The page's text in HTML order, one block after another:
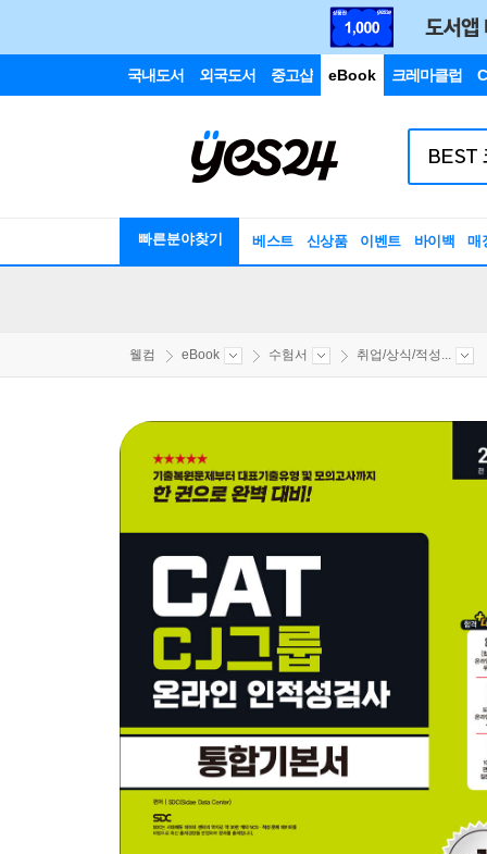
국내도서 외국도서 중고샵 eBook 크레마클럽
빠른분야찾기 베스트 신상품 이벤트 바이백 매
웰컴 eBook 수험서 취업/상식/적성...